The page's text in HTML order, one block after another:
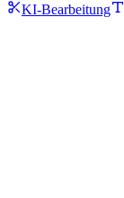
KI-Bearbeitung